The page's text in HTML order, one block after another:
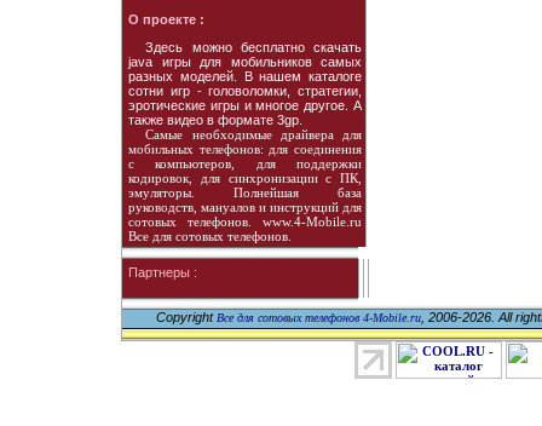
О проекте :
Здесь можно бесплатно скачать
java игры для мобильников самых
разных моделей. В нашем каталоге
сотни игр - головоломки, стратегии,
эротические игры и многое другое. А
также видео в формате 3gp.
Самые необходимые драйвера для
мобильных телефонов: для соединения
с компьютеров, для поддержки
кодировок, для синхронизации с ПК,
эмуляторы. Полнейшая база
руководств, мануалов и инструкций для
сотовых телефонов. www.4-Mobile.ru
Все для сотовых телефонов.
Партнеры :
Copyright Все для сотовых телефонов 4-Mobile.ru, 2006-2026. All